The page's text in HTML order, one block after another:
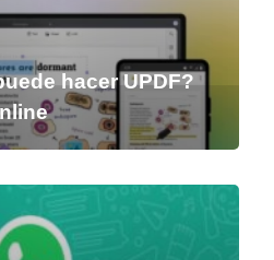
hacer UPDF?